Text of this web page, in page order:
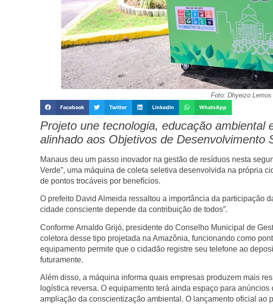
Foto: Dhyeizo
Facebook Twitter LinkedIn WhatsApp
Projeto une tecnologia, educação ambiental
alinhado aos Objetivos de Desenvolvimento
Manaus deu um passo inovador na gestão de resíduos nesta
Verde”, uma máquina de coleta seletiva desenvolvida na própria
de pontos trocáveis por benefícios.
O prefeito David Almeida ressaltou a importância da participação
cidade consciente depende da contribuição de todos”.
Conforme Arnaldo Grijó, presidente do Conselho Municipal de
coletora desse tipo projetada na Amazônia, funcionando como
equipamento permite que o cidadão registre seu telefone ao
futuramente.
Além disso, a máquina informa quais empresas produzem mais
logística reversa. O equipamento terá ainda espaço para
ampliação da conscientização ambiental. O lançamento oficial ao